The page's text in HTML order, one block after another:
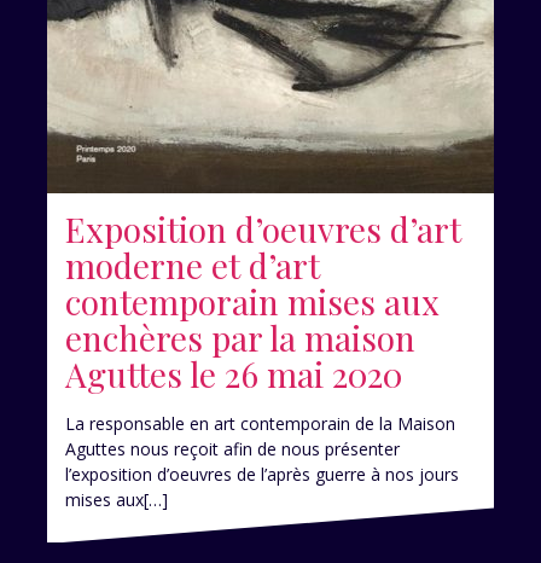
Exposition d’oeuvres d’art
moderne et d’art
contemporain mises aux
enchères par la maison
Aguttes le 26 mai 2020
La responsable en art contemporain de la Maison
Aguttes nous reçoit afin de nous présenter
l’exposition d’oeuvres de l’après guerre à nos jours
mises aux[…]